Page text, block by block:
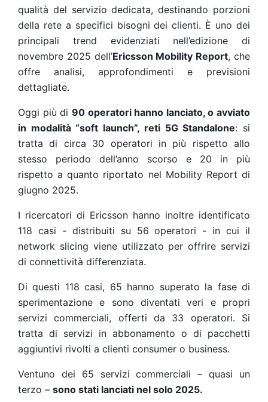
qualità del servizio dedicata, destinando porzioni
della rete a specifici bisogni dei clienti. È uno dei
principali trend evidenziati nell’edizione di
novembre 2025 dell’Ericsson Mobility Report, che
offre analisi, approfondimenti e previsioni
dettagliate.
Oggi più di 90 operatori hanno lanciato, o avviato
in modalità “soft launch”, reti 5G Standalone: si
tratta di circa 30 operatori in più rispetto allo
stesso periodo dell’anno scorso e 20 in più
rispetto a quanto riportato nel Mobility Report di
giugno 2025.
I ricercatori di Ericsson hanno inoltre identificato
118 casi - distribuiti su 56 operatori - in cui il
network slicing viene utilizzato per offrire servizi
di connettività differenziata.
Di questi 118 casi, 65 hanno superato la fase di
sperimentazione e sono diventati veri e propri
servizi commerciali, offerti da 33 operatori. Si
tratta di servizi in abbonamento o di pacchetti
aggiuntivi rivolti a clienti consumer o business.
Ventuno dei 65 servizi commerciali – quasi un
terzo – sono stati lanciati nel solo 2025.